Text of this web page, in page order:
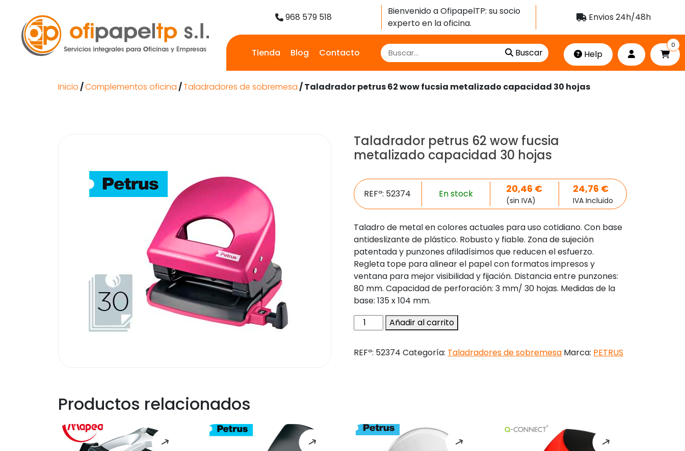
968 579 518
Bienvenido a OfipapelTP: su socio
experto en la oficina.
Envios 24h/48h
Tienda Blog Contacto Buscar Help
0
Inicio/Complementos oficina/Taladradores de sobremesa/ Taladrador petrus 62 wow fucsia metalizado capacidad 30 hojas
Taladrador petrus 62 wow fucsia
metalizado capacidad 30 hojas
REFª: 52374 En stock 20,46 €
(sin IVA)
24,76 €
IVA Incluido
Taladro de metal en colores actuales para uso cotidiano. Con base
antideslizante de plástico. Robusto y fiable. Zona de sujeción
patentada y punzones afiladísimos que reducen el esfuerzo.
Regleta tope para alinear el papel con formatos impresos y
ventana para mejor visibilidad y fijación. Distancia entre punzones:
80 mm. Capacidad de perforación: 3 mm/ 30 hojas. Medidas de la
base: 135 x 104 mm.
Taladrador
petrus
wow
cantidad
Añadir al carrito
REFª: 52374 Categoría: Taladradores de sobremesa Marca: PETRUS
Productos relacionados